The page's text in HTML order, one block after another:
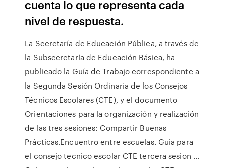
cuenta lo que representa cada
nivel de respuesta.
La Secretaría de Educación Pública, a través de
la Subsecretaría de Educación Básica, ha
publicado la Guía de Trabajo correspondiente a
la Segunda Sesión Ordinaria de los Consejos
Técnicos Escolares (CTE), y el documento
Orientaciones para la organización y realización
de las tres sesiones: Compartir Buenas
Prácticas.Encuentro entre escuelas. Guia para
el consejo tecnico escolar CTE tercera sesion ...